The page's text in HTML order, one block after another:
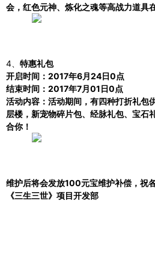
会，红色元神、炼化之魂等高战力道具
4、 特惠礼包
开启时间： 2017年6月24日0点
结束时间： 2017年7月01日0点
活动内容：活动期间，有四种打折礼包
层楼，新宠物碎片包、经脉礼包、宝石
合你！
维护后将会发放100元宝维护补偿，祝
《三生三世》项目开发部